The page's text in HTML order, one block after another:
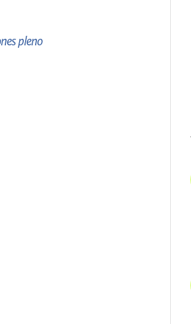
pleno